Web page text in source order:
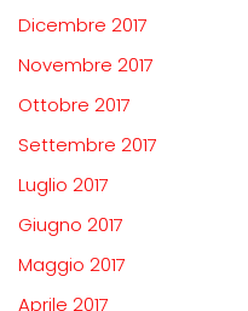
Dicembre 2017
Novembre 2017
Ottobre 2017
Settembre 2017
Luglio 2017
Giugno 2017
Maggio 2017
Aprile 2017